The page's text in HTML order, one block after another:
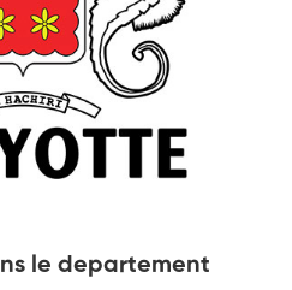
le departement